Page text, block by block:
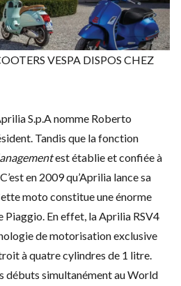
VESPA DISPOS CHEZ
S.p.A nomme Roberto
Tandis que la fonction
est établie et confiée à
en 2009 qu’Aprilia lance sa
moto constitue une énorme
Piaggio. En effet, la Aprilia RSV4
de motorisation exclusive
à quatre cylindres de 1 litre.
débuts simultanément au World